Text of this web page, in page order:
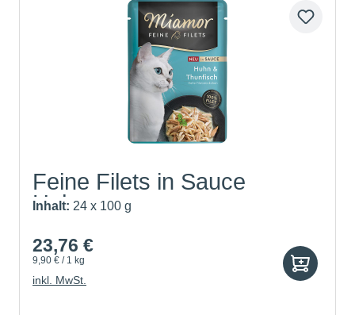
Feine Filets in Sauce
Huhn...
Inhalt: 24 x 100 g
23,76 €
9,90 € / 1 kg
inkl. MwSt.